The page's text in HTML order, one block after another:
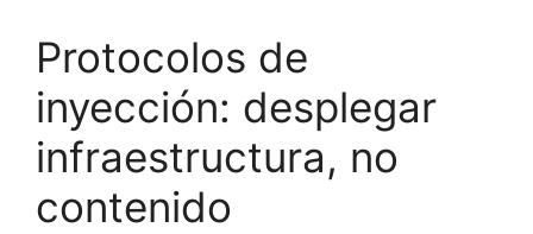
Protocolos de
inyección: desplegar
infraestructura, no
contenido